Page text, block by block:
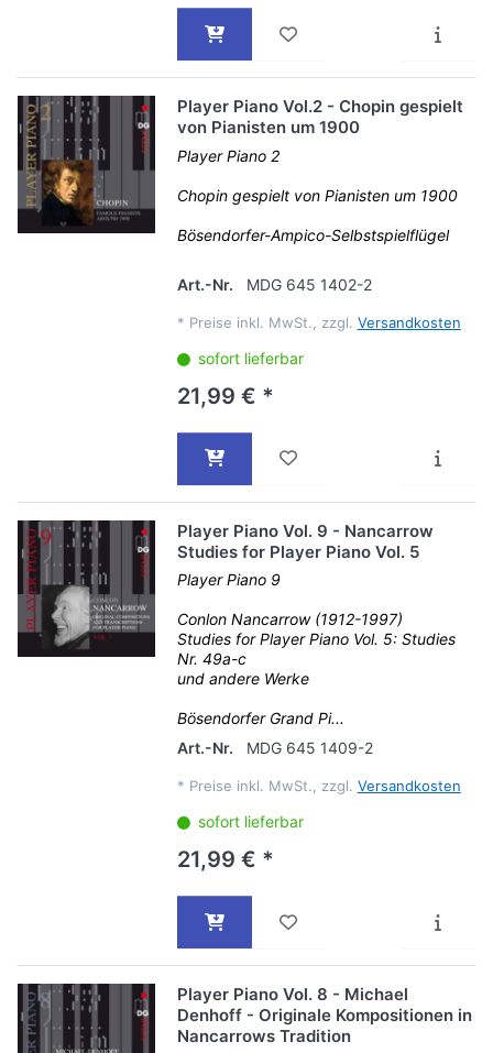
Player Piano Vol.2 - Chopin gespielt
von Pianisten um 1900
Player Piano 2
Chopin gespielt von Pianisten um 1900
Bösendorfer-Ampico-Selbstspielflügel
Art.-Nr. MDG 645 1402-2
* Preise inkl. MwSt., zzgl. Versandkosten
sofort lieferbar
21,99 € *
Player Piano Vol. 9 - Nancarrow
Studies for Player Piano Vol. 5
Player Piano 9
Conlon Nancarrow (1912-1997)
Studies for Player Piano Vol. 5: Studies
Nr. 49a-c
und andere Werke
Bösendorfer Grand Pi...
Art.-Nr.
MDG 645 1409-2
* Preise inkl. MwSt., zzgl. Versandkosten
sofort lieferbar
21,99 € *
Player Piano Vol. 8 - Michael
Denhoff - Originale Kompositionen in
Nancarrows Tradition